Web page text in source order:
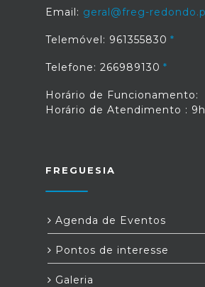
Email: geral@freg-
Telemóvel: 961355830
Telefone: 266989130
Horário de Funcionamento:
Horário de Atendimento : 9h
FREGUESIA
Agenda de Eventos
Pontos de interesse
Galeria